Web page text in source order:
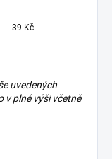
39 Kč
uvedených
v plné výši včetně